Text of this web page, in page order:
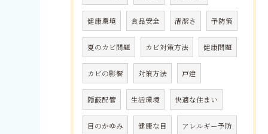
健康環境 食品安全 清潔さ 予防策
夏のカビ問題 カビ対策方法 健康問題
カビの影響 対策方法 戸建
隠蔽配管 生活環境 快適な住まい
目のかゆみ 健康な目 アレルギー予防